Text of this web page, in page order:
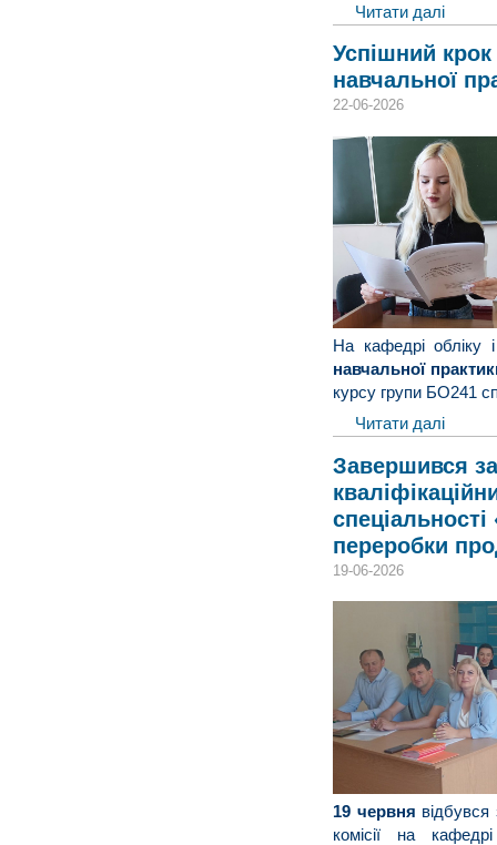
Читати далі
Успішний
навчальної
22-06-2026
На кафедрі обліку
навчальної
курсу групи БО241
Читати далі
Завершився
переробки
19-06-2026
19 червня
комісії на